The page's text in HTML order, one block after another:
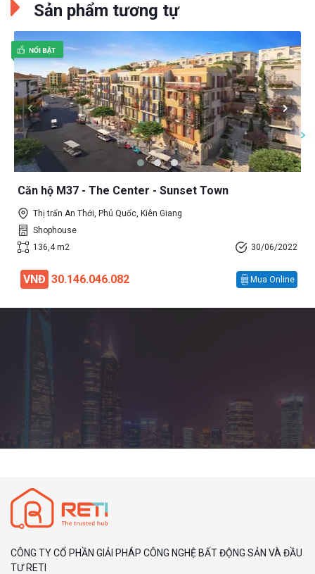
Sản phẩm tương tự
Căn hộ M37 - The Center - Sunset Town
Thị trấn An Thới, Phú Quốc, Kiên Giang
Shophouse
136,4 m2
30/06/2022
VNĐ 30.146.046.082 Mua Online
CÔNG TY CỔ PHẦN GIẢI PHÁP CÔNG NGHỆ BẤT ĐỘNG SẢN VÀ ĐẦU
TƯ RETI